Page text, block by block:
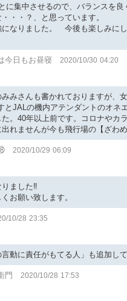
に集中させるので、バランスを良
・・？、と思っています。
になりました。 今後も楽しみにし
今日もお昼寝 2020/10/30 04:20
みさんも書かれておりますが、
とJALの機内アテンダントのオネ
た。40年以上前です。コロナやカ
れませんが今も飛行場の【ざわ
2020/10/29 06:09
ました‼️
お願い致します。
10/28 23:35
言動に責任がもてる人」も追加し
門 2020/10/28 17:53